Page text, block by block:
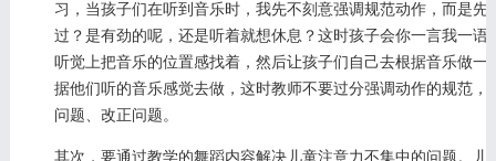
习，当孩子们在听到音乐时，我先不刻意强调规范动作，而是
过？是有劲的呢，还是听着就想休息？这时孩子会你一言我一
听觉上把音乐的位置感找着，然后让孩子们自己去根据音乐做
据他们听的音乐感觉去做，这时教师不要过分强调动作的规范
问题、改正问题。
其次，要通过教学的舞蹈内容解决儿童注意力不集中的问题。